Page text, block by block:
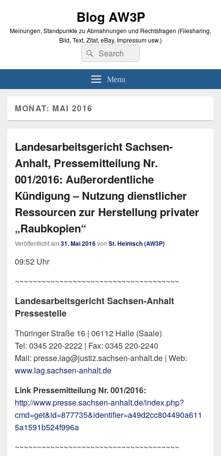
Blog AW3P
Meinungen, Standpunkte zu Abmahnungen und Rechtsfragen (Filesharing,
Bild, Text, Zitat, eBay, Impressum usw.)
Search
for:
Suche
Menu
MONAT: MAI 2016
Landesarbeitsgericht Sachsen-
Anhalt, Pressemitteilung Nr.
001/2016: Außerordentliche
Kündigung – Nutzung dienstlicher
Ressourcen zur Herstellung privater
„Raubkopien“
Veröffentlicht am 31. Mai 2016von St. Heintsch (AW3P)
09:52 Uhr
~~~~~~~~~~~~~~~~~~~~~~~~~~~~~~~~~~~~~
Landesarbeitsgericht Sachsen-Anhalt
Pressestelle
Thüringer Straße 16 | 06112 Halle (Saale)
Tel: 0345 220-2222 | Fax: 0345 220-2240
Mail: presse.lag@justiz.sachsen-anhalt.de | Web:
www.lag.sachsen-anhalt.de
Link Pressemitteilung Nr. 001/2016:
http://www.presse.sachsen-anhalt.de/index.php?
cmd=get&id=877735&identifier=a49d2cc804490a611
5a1591b524f996a
~~~~~~~~~~~~~~~~~~~~~~~~~~~~~~~~~~~~~